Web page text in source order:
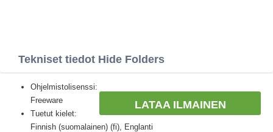
Tekniset tiedot Hide Folders
LATAA ILMAINEN
Ohjelmistolisenssi:
Freeware
Tuetut kielet:
Finnish (suomalainen) (fi), Englanti